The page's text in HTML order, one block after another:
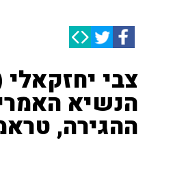
הנשיא
ההגירה,